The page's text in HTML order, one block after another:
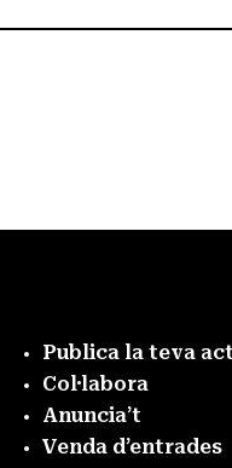
Publica la teva
Col·labora
Anuncia’t
Venda d’entrades